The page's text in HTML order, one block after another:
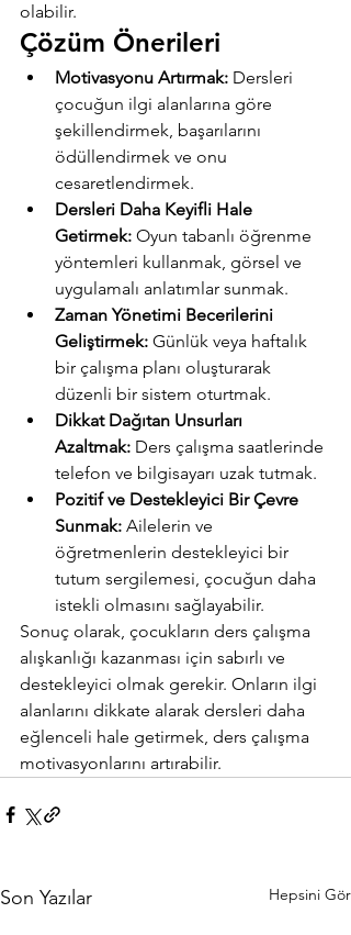
olabilir.
Çözüm Önerileri
Motivasyonu Artırmak: Dersleri
çocuğun ilgi alanlarına göre
şekillendirmek, başarılarını
ödüllendirmek ve onu
cesaretlendirmek.
Dersleri Daha Keyifli Hale
Getirmek: Oyun tabanlı öğrenme
yöntemleri kullanmak, görsel ve
uygulamalı anlatımlar sunmak.
Zaman Yönetimi Becerilerini
Geliştirmek: Günlük veya haftalık
bir çalışma planı oluşturarak
düzenli bir sistem oturtmak.
Dikkat Dağıtan Unsurları
Azaltmak: Ders çalışma saatlerinde
telefon ve bilgisayarı uzak tutmak.
Pozitif ve Destekleyici Bir Çevre
Sunmak: Ailelerin ve
öğretmenlerin destekleyici bir
tutum sergilemesi, çocuğun daha
istekli olmasını sağlayabilir.
Sonuç olarak, çocukların ders çalışma
alışkanlığı kazanması için sabırlı ve
destekleyici olmak gerekir. Onların ilgi
alanlarını dikkate alarak dersleri daha
eğlenceli hale getirmek, ders çalışma
motivasyonlarını artırabilir.
Son Yazılar Hepsini Gör